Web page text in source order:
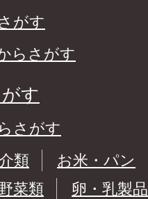
がす
らさがす
す
さがす
類
お米・パン
菜類
卵・乳製品